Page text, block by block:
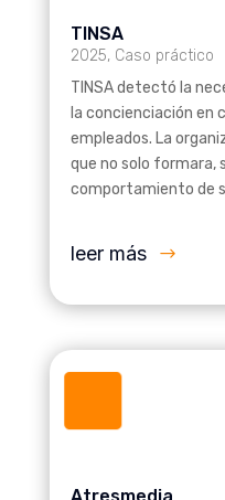
TINSA
2025, Caso práctico
TINSA detectó la
la concienciación en
empleados. La
que no solo formara,
comportamiento de
leer más